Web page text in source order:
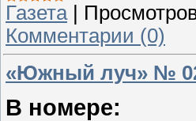
Газета |
Комментарии (0)
«Южный луч» №
В номере: